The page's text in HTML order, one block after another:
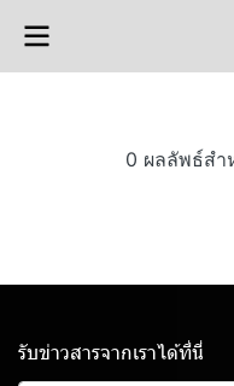
0 ผลลัพธ์สำ
รับข่าวสารจากเราได้ที่นี่